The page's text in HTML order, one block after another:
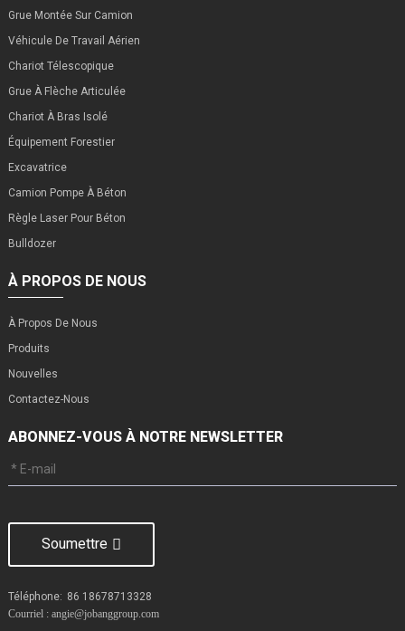
Grue Montée Sur Camion
Véhicule De Travail Aérien
Chariot Télescopique
Grue À Flèche Articulée
Chariot À Bras Isolé
Équipement Forestier
Excavatrice
Camion Pompe À Béton
Règle Laser Pour Béton
Bulldozer
À PROPOS DE NOUS
À Propos De Nous
Produits
Nouvelles
Contactez-Nous
ABONNEZ-VOUS À NOTRE NEWSLETTER
Soumettre
Téléphone: 86 18678713328
Courriel : angie@jobanggroup.com